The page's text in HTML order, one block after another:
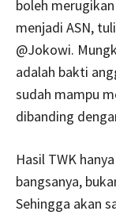
boleh
menjadi ASN,
@Jokowi.
adalah bakti
sudah mampu
dibanding
Hasil TWK
bangsanya,
Sehingga akan